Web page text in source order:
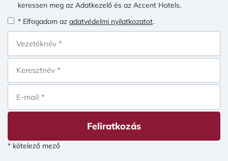
keressen meg az Adatkezelő és az Accent Hotels.
* Elfogadom az adatvédelmi nyilatkozatot.
Feliratkozás
* kötelező mező